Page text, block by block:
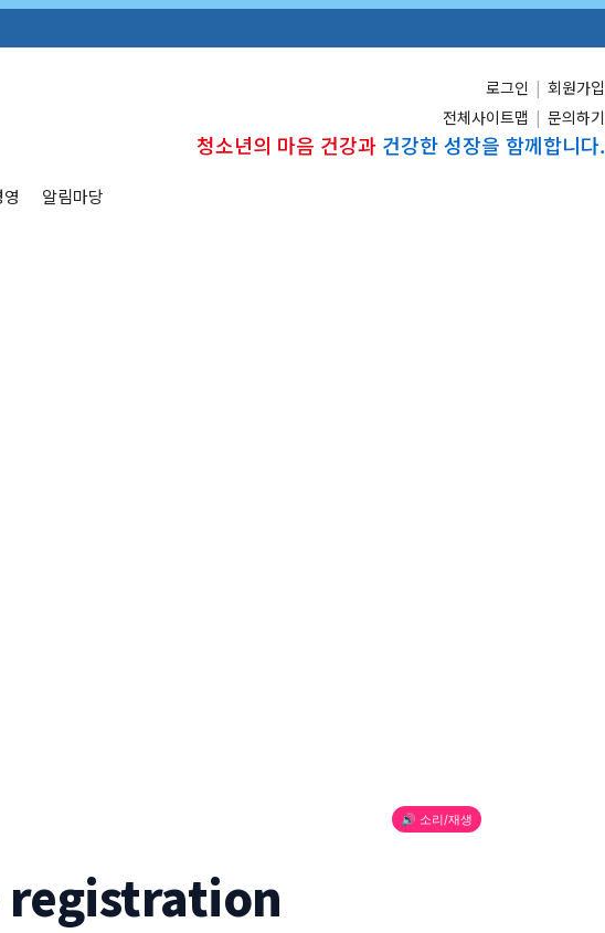
로그인 | 회원가입
전체사이트맵 | 문의하기
청소년의 마음 건강과 건강한 성장을 함께합니다.
알림마당
🔊 소리/재생